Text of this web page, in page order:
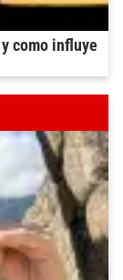
como influye